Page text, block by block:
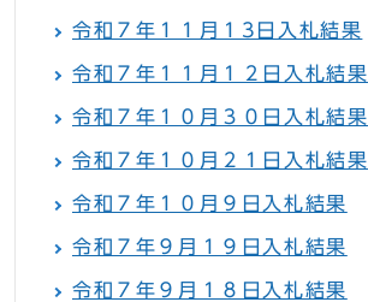
令和７年１１月１3日入札結果
令和７年１１月１２日入札結果
令和７年１０月３０日入札結果
令和７年１０月２１日入札結果
令和７年１０月９日入札結果
令和７年９月１９日入札結果
令和７年９月１８日入札結果